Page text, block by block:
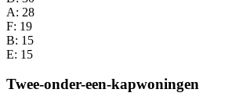
A: 28
F: 19
B: 15
E: 15
Twee-onder-een-kapwoningen